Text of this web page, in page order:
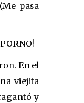
pasa
En el
viejita
y